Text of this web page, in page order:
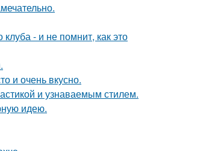
- и не помнит, как это
и очень вкусно.
и узнаваемым стилем.
идею.